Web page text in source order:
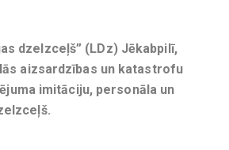
dzelzceļš” (LDz) Jēkabpilī,
aizsardzības un katastrofu
imitāciju, personāla un